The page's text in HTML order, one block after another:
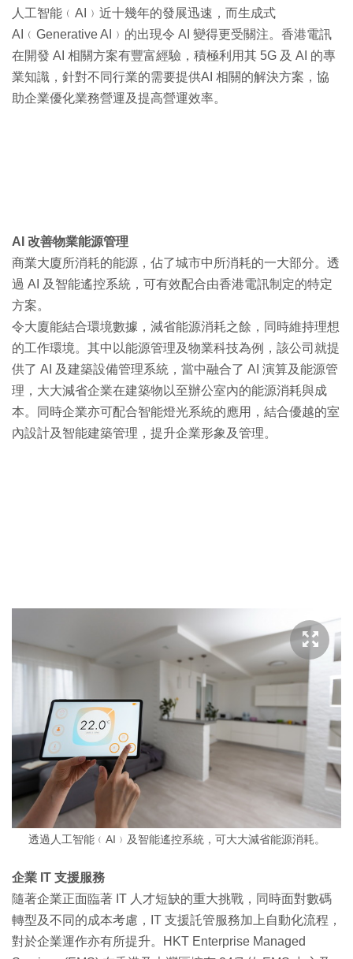
人工智能﹙AI﹚近十幾年的發展迅速，而生成式
AI﹙Generative AI﹚的出現令 AI 變得更受關注。香港電訊
在開發 AI 相關方案有豐富經驗，積極利用其 5G 及 AI 的專
業知識，針對不同行業的需要提供AI 相關的解決方案，協
助企業優化業務營運及提高營運效率。
AI 改善物業能源管理
商業大廈所消耗的能源，佔了城市中所消耗的一大部分。透
過 AI 及智能遙控系統，可有效配合由香港電訊制定的特定
方案。
令大廈能結合環境數據，減省能源消耗之餘，同時維持理想
的工作環境。其中以能源管理及物業科技為例，該公司就提
供了 AI 及建築設備管理系統，當中融合了 AI 演算及能源管
理，大大減省企業在建築物以至辦公室內的能源消耗與成
本。同時企業亦可配合智能燈光系統的應用，結合優越的室
內設計及智能建築管理，提升企業形象及管理。
透過人工智能﹙AI﹚及智能遙控系統，可大大減省能源消耗。
企業 IT 支援服務
隨著企業正面臨著 IT 人才短缺的重大挑戰，同時面對數碼
轉型及不同的成本考慮，IT 支援託管服務加上自動化流程，
對於企業運作亦有所提升。HKT Enterprise Managed